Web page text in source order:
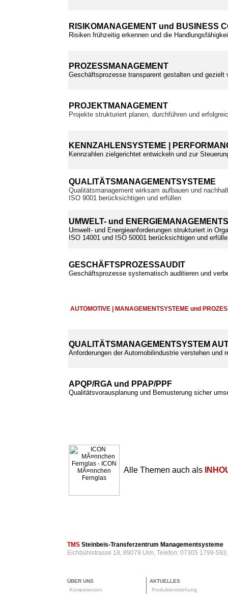
RISIKOMANAGEMENT und BUSINESS
Risiken frühzeitig erkennen und die
PROZESSMANAGEMENT
Geschäftsprozesse transparent gestalten und gezielt
PROJEKTMANAGEMENT
Projekte strukturiert planen, durchführen und
KENNZAHLENSYSTEME |
Kennzahlen zielgerichtet entwickeln und zur
QUALITÄTSMANAGEMENTSYSTEME
Qualitätsmanagement wirksam aufbauen und
ISO 9001 berücksichtigen und erfüllen
UMWELT- und
Umwelt- und Energieanforderungen strukturiert in
ISO 14001 und ISO 50001 berücksichtigen und
GESCHÄFTSPROZESSAUDIT
Geschäftsprozesse systematisch auditieren und
AUTOMOTIVE | MANAGEMENTSYSTEME und
QUALITÄTSMANAGEMENTSYSTEM
Anforderungen der Automobilindustrie verstehen und
APQP/RGA und PPAP/PPF
Qualitätsvorausplanung und Bemusterung sicher
Alle Themen auch als
TMS Steinbeis-Transferzentrum Managementsysteme
Eichbühlstrasse 18, 89079 Ulm, Telefon: 07305 1799-
ÜBER UNS
Kompetenzen
AKTUELLES
Produktentstehung